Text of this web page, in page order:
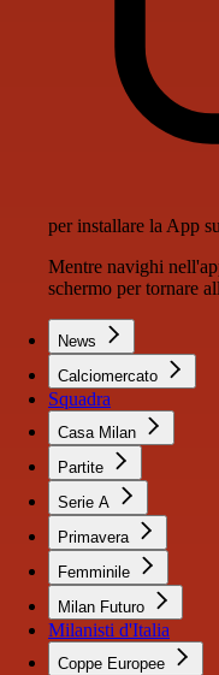
per installare la App
Mentre navighi
schermo per tornare
News
Calciomercato
Squadra
Casa Milan
Partite
Serie A
Primavera
Femminile
Milan Futuro
Milanisti d'Italia
Coppe Europee